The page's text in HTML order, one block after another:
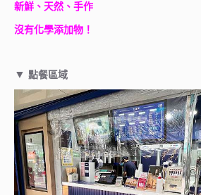
新鮮、天然、手作
沒有化學添加物！
▼ 點餐區域